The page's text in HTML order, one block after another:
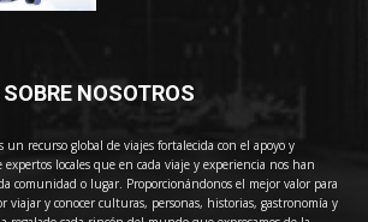
SOBRE NOSOTROS
un recurso global de viajes fortalecida con el apoyo y
locales que en cada viaje y experiencia nos han
comunidad o lugar. Proporcionándonos el mejor valor para
viajar y conocer culturas, personas, historias, gastronomía y